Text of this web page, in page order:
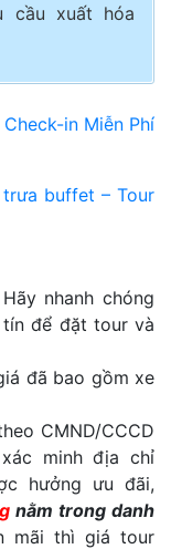
cầu xuất hóa
in Miễn Phí
buffet – Tour
Hãy nhanh chóng
để đặt tour và
đã bao gồm xe
CMND/CCCD
minh địa chỉ
hưởng ưu đãi,
nằm trong danh
mãi thì giá tour